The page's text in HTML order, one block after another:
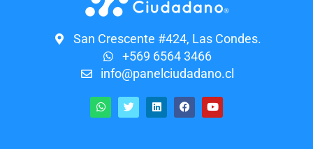
San Crescente #424, Las Condes.
+569 6564 3466
info@panelciudadano.cl